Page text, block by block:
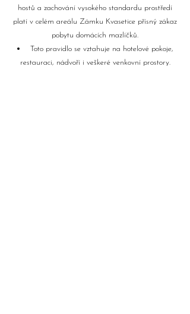
hostů a zachování vysokého standardu prostředí
platí v celém areálu Zámku Kvasetice přísný zákaz
pobytu domácích mazlíčků.
Toto pravidlo se vztahuje na hotelové pokoje,
restauraci, nádvoří i veškeré venkovní prostory.